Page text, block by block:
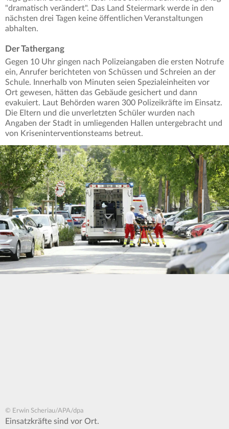
"dramatisch verändert". Das Land Steiermark werde in den
nächsten drei Tagen keine öffentlichen Veranstaltungen
abhalten.
Der Tathergang
Gegen 10 Uhr gingen nach Polizeiangaben die ersten Notrufe
ein, Anrufer berichteten von Schüssen und Schreien an der
Schule. Innerhalb von Minuten seien Spezialeinheiten vor
Ort gewesen, hätten das Gebäude gesichert und dann
evakuiert. Laut Behörden waren 300 Polizeikräfte im Einsatz.
Die Eltern und die unverletzten Schüler wurden nach
Angaben der Stadt in umliegenden Hallen untergebracht und
von Kriseninterventionsteams betreut.
© Erwin Scheriau/APA/dpa
Einsatzkräfte sind vor Ort.